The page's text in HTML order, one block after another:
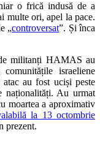
o frică indusă de a
multe ori, apel la pace.
„controversat”. Și înca
militanți HAMAS au
israeliene
au fost uciși peste
naționalități. Au urmat
moartea a aproximativ
la 13 octombrie
prezent.